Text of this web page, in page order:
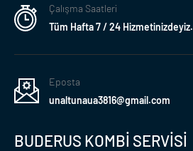
Çalışma Saatleri
Tüm Hafta 7 / 24 Hizmetinizdeyiz.
Eposta
unaltunaua3816@gmail.com
BUDERUS KOMBİ SERVİSİ